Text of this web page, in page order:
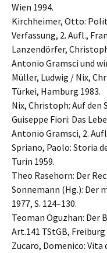
Wien 1994.
Kirch­hei­mer, Otto:
Verfas­sung, 2. Aufl.,
Lanzen­dör­fer,
Antonio Gramsci und
Müller, Ludwig / Nix,
Türkei, Hamburg 1983.
Nix, Chris­toph: Auf den
Guisep­pe Fiori: Das
Antonio Gramsci, 2.
Spria­no, Paolo: Storia
Turin 1959.
Theo Rasehorn: Der
Sonne­mann (Hg.): Der
1977, S. 124–130.
Teoman Oguzhan:
Art.141 TStGB, Freiburg
Zucaro, Domeni­co: Vita